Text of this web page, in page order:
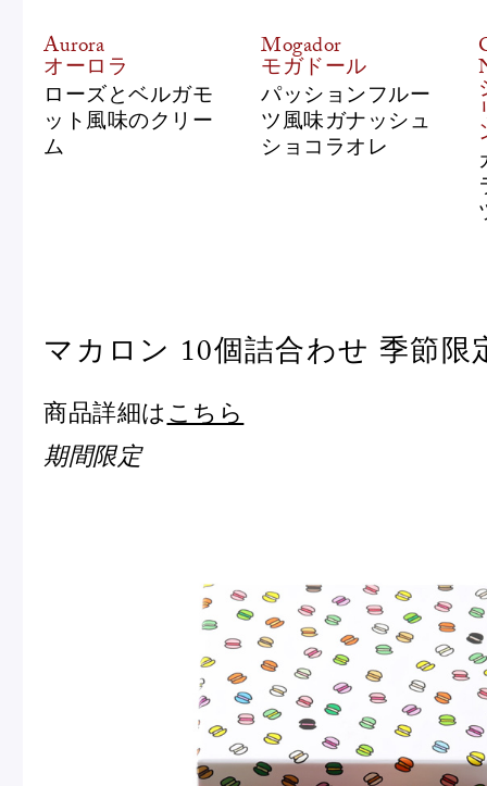
Aurora
オーロラ
ローズとベルガモ
ット風味のクリー
ム
Mogador
モガドール
パッションフルー
ツ風味ガナッシュ
ショコラオレ
マカロン 10個詰合わせ 季節限
商品詳細は こちら
期間限定